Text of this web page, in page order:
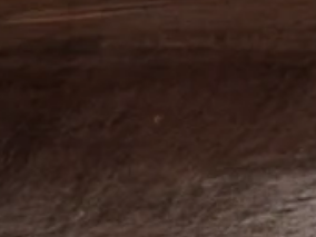
nyere lejligheder og i
varme miljøer.
Odense, Aalborg
køkkener og
og fugt. I
med dårlig ventilation
kan etablere sig.